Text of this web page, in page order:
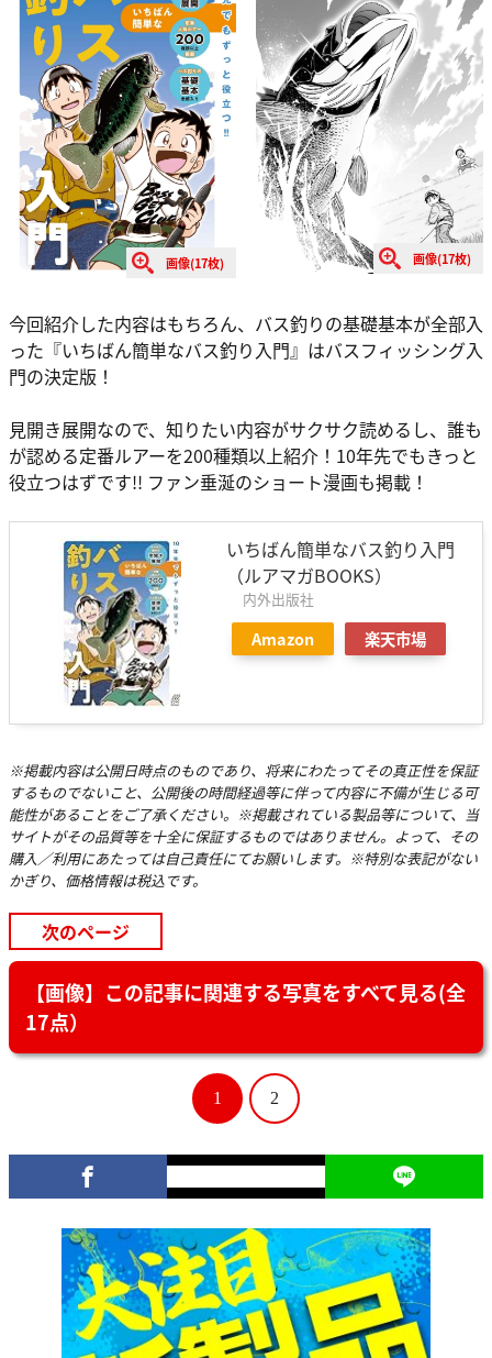
画像(17枚) 画像(17枚)
今回紹介した内容はもちろん、バス釣りの基礎基本が全部入
った『いちばん簡単なバス釣り入門』はバスフィッシング入
門の決定版！
見開き展開なので、知りたい内容がサクサク読めるし、誰も
が認める定番ルアーを200種類以上紹介！10年先でもきっと
役立つはずです!! ファン垂涎のショート漫画も掲載！
いちばん簡単なバス釣り入門
（ルアマガBOOKS）
内外出版社
Amazon 楽天市場
※掲載内容は公開日時点のものであり、将来にわたってその真正性を保証
するものでないこと、公開後の時間経過等に伴って内容に不備が生じる可
能性があることをご了承ください。※掲載されている製品等について、当
サイトがその品質等を十全に保証するものではありません。よって、その
購入／利用にあたっては自己責任にてお願いします。※特別な表記がない
かぎり、価格情報は税込です。
次のページ
【画像】この記事に関連する写真をすべて見る(全
17点）
1 2